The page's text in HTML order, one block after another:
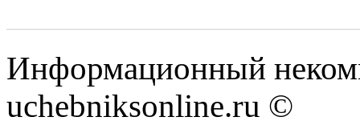
Информационный
uchebniksonline.ru ©